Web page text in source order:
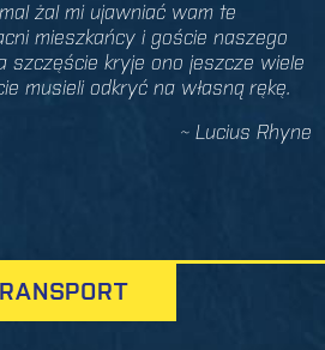
żal mi ujawniać wam te
mieszkańcy i goście naszego
szczęście kryje ono jeszcze wiele
musieli odkryć na własną rękę.
~ Lucius Rhyne